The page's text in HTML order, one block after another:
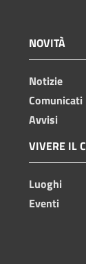
NOVITÀ
Notizie
Comunicati
Avvisi
VIVERE IL
Luoghi
Eventi